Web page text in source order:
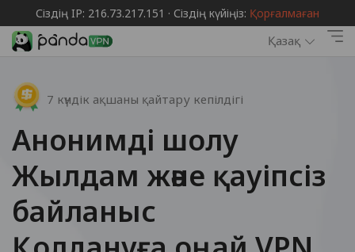
Сіздің IP: 216.73.217.151 · Сіздің күйіңіз: Қорғалмаған
Қазақ
7 күндік ақшаны қайтару кепілдігі
Анонимді шолу
Жылдам және қауіпсіз
байланыс